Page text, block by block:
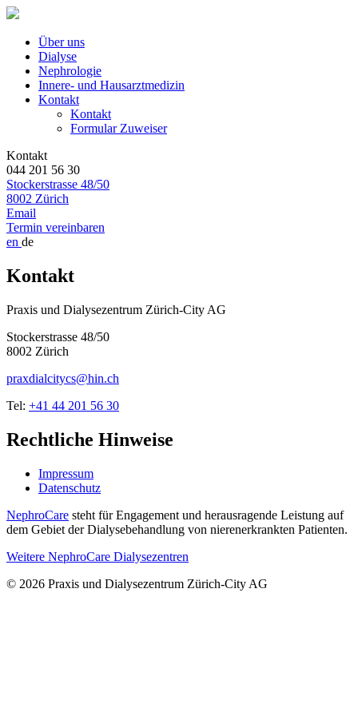
Über uns
Dialyse
Nephrologie
Innere- und Hausarztmedizin
Kontakt
Kontakt
Formular Zuweiser
Kontakt
044 201 56 30
Stockerstrasse 48/50
8002 Zürich
Email
Termin vereinbaren
en de
Kontakt
Praxis und Dialysezentrum Zürich-City AG
Stockerstrasse 48/50
8002 Zürich
praxdialcitycs@hin.ch
Tel: +41 44 201 56 30
Rechtliche Hinweise
Impressum
Datenschutz
NephroCare steht für Engagement und herausragende Leistung auf
dem Gebiet der Dialysebehandlung von nierenerkrankten Patienten.
Weitere NephroCare Dialysezentren
© 2026 Praxis und Dialysezentrum Zürich-City AG